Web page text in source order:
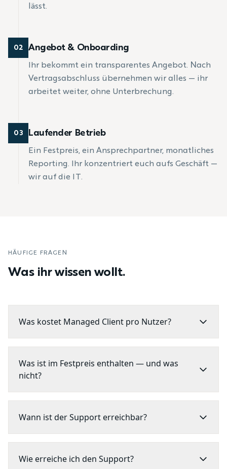
lässt.
02 Angebot & Onboarding
Ihr bekommt ein transparentes Angebot. Nach
Vertragsabschluss übernehmen wir alles — ihr
arbeitet weiter, ohne Unterbrechung.
03 Laufender Betrieb
Ein Festpreis, ein Ansprechpartner, monatliches
Reporting. Ihr konzentriert euch aufs Geschäft —
wir auf die IT.
HÄUFIGE FRAGEN
Was ihr wissen wollt.
Was kostet Managed Client pro Nutzer?
Was ist im Festpreis enthalten — und was
nicht?
Wann ist der Support erreichbar?
Wie erreiche ich den Support?